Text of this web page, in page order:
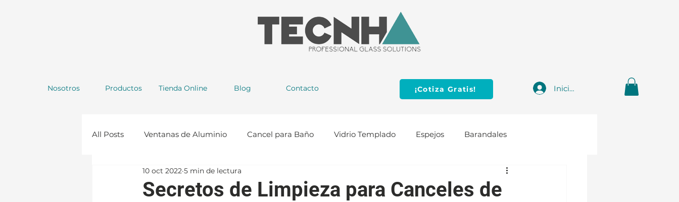
Nosotros Productos Tienda Online Blog Contacto ¡Cotiza Gratis! Iniciar sesión
All Posts Ventanas de Aluminio Cancel para Baño Vidrio Templado Espejos Barandales
Repisas de Vidrio Construcción
Secretos de Limpieza para Canceles de
10 oct 2022 5 min de lectura